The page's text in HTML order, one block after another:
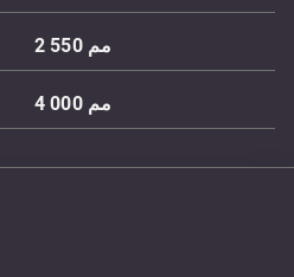
2 550 مم
4 000 مم